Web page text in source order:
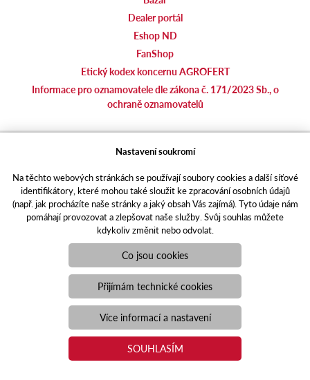
Dealer portál
Eshop ND
FanShop
Etický kodex koncernu AGROFERT
Informace pro oznamovatele dle zákona č. 171/2023 Sb., o
ochraně oznamovatelů
Responzivní webPuxdesign | agrics.cz © 2021
Toto jsou internetové stránky společnosti AGRI CS a. s., se sídlem
v Hustopečích, Hybešova 14, PSČ 69301, IČO 26243334,
zapsané v OR vedeném Krajským soudem v Brně, oddíl B, vložka
3582. Společnost AGRI CS a.s. je členem koncernu AGROFERT
řízeného společností AGROFERT, a.s., IČO 26185610, se sídlem
na adrese Pyšelská 2327/2, Chodov, 149 00 Praha 4.
agrotec.cz
portal.caseklub.cz
shop.agrics.cz
traktorbazar.cz
eshop.agrics.cz/cs
a-finance.cz
Nastavení soukromí
Na těchto webových stránkách se používají soubory cookies a další síťové
identifikátory, které mohou také sloužit ke zpracování osobních údajů
(např. jak procházíte naše stránky a jaký obsah Vás zajímá). Tyto údaje nám
pomáhají provozovat a zlepšovat naše služby. Svůj souhlas můžete
kdykoliv změnit nebo odvolat.
Co jsou cookies
Přijímám technické cookies
Více informací a nastavení
SOUHLASÍM